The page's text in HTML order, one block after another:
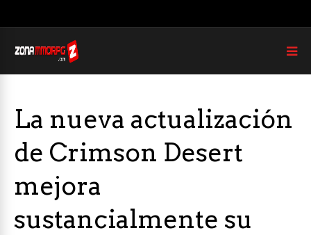
La nueva actualización
de Crimson Desert
mejora
sustancialmente su